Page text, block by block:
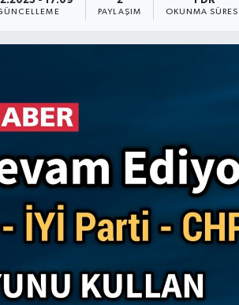
PAYLAŞIM OKUNMA SÜRESI